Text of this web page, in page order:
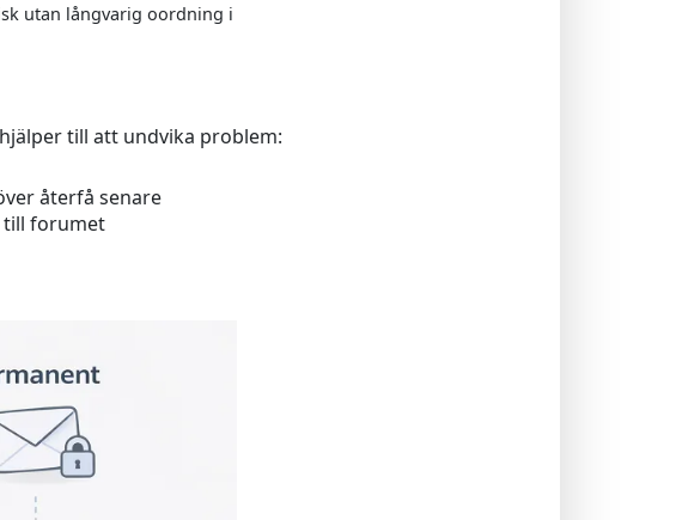
utan långvarig oordning i
till att undvika problem:
återfå senare
till forumet